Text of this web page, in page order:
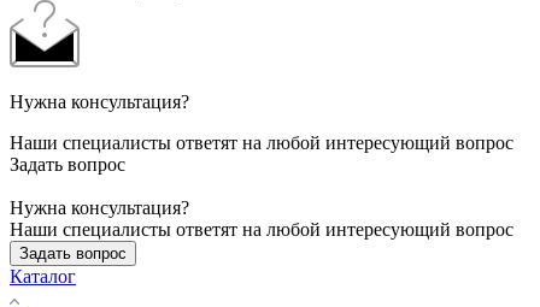
Нужна консультация?
Наши специалисты ответят на любой интересующий вопрос
Задать вопрос
Нужна консультация?
Наши специалисты ответят на любой интересующий вопрос
Задать вопрос
Каталог